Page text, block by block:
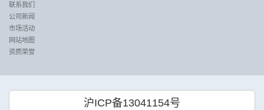
联系我们
公司新闻
市场活动
网站地图
资质荣誉
沪ICP备13041154号